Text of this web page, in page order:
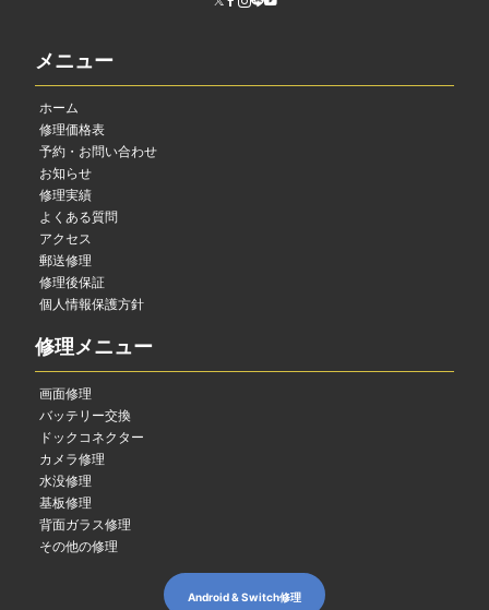
メニュー
ホーム
修理価格表
予約・お問い合わせ
お知らせ
修理実績
よくある質問
アクセス
郵送修理
修理後保証
個人情報保護方針
修理メニュー
画面修理
バッテリー交換
ドックコネクター
カメラ修理
水没修理
基板修理
背面ガラス修理
その他の修理
Android & Switch修理